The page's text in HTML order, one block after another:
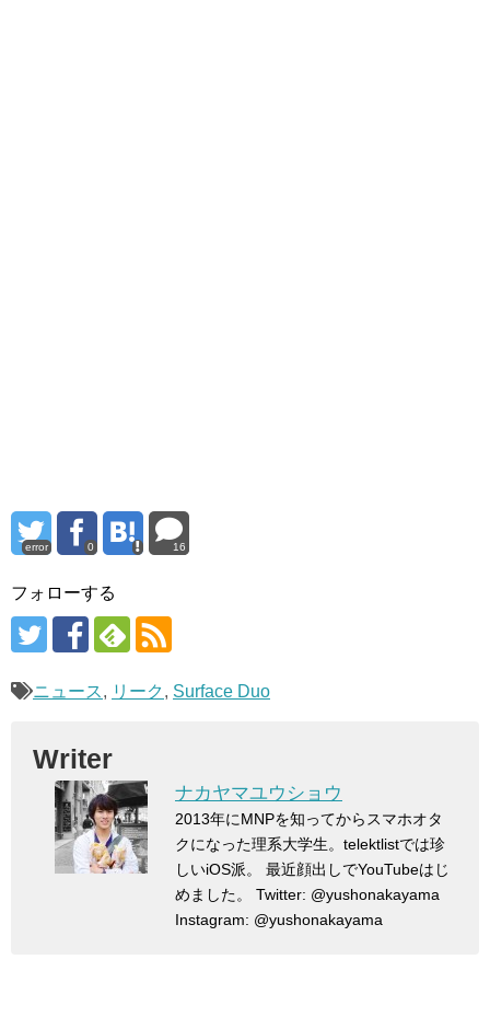
error 0 16
フォローする
ニュース, リーク , Surface Duo
Writer
ナカヤマユウショウ
2013年にMNPを知ってからスマホオタ
クになった理系大学生。telektlistでは珍
しいiOS派。 最近顔出しでYouTubeはじ
めました。 Twitter: @yushonakayama
Instagram: @yushonakayama